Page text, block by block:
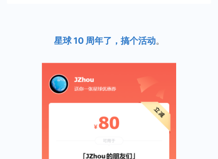
星球 10 周年了，搞个活动。